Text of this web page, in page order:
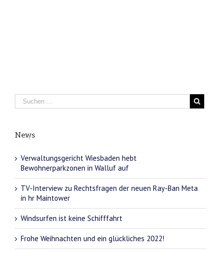
News
Verwaltungsgericht Wiesbaden hebt
Bewohnerparkzonen in Walluf auf
TV-Interview zu Rechtsfragen der neuen Ray-Ban Meta
in hr Maintower
Windsurfen ist keine Schifffahrt
Frohe Weihnachten und ein glückliches 2022!